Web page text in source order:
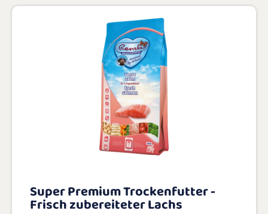
Super Premium Trockenfutter -
Frisch zubereiteter Lachs